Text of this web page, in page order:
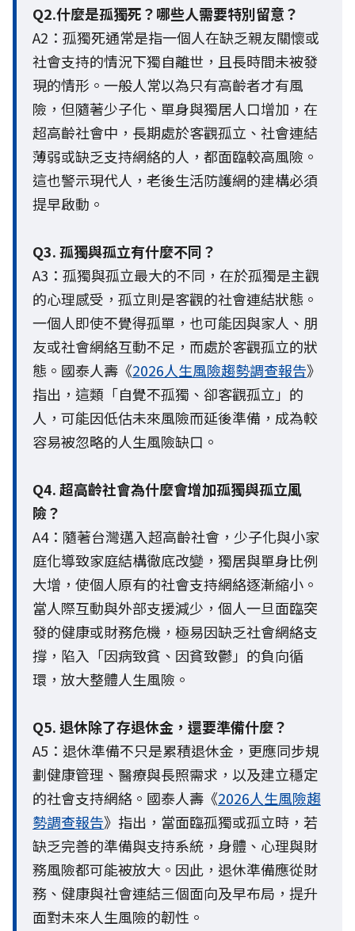
Q2.什麼是孤獨死？哪些人需要特別留意？
A2：孤獨死通常是指一個人在缺乏親友關懷或
社會支持的情況下獨自離世，且長時間未被發
現的情形。一般人常以為只有高齡者才有風
險，但隨著少子化、單身與獨居人口增加，在
超高齡社會中，長期處於客觀孤立、社會連結
薄弱或缺乏支持網絡的人，都面臨較高風險。
這也警示現代人，老後生活防護網的建構必須
提早啟動。
Q3. 孤獨與孤立有什麼不同？
A3：孤獨與孤立最大的不同，在於孤獨是主觀
的心理感受，孤立則是客觀的社會連結狀態。
一個人即使不覺得孤單，也可能因與家人、朋
友或社會網絡互動不足，而處於客觀孤立的狀
態。國泰人壽《2026人生風險趨勢調查報告》
指出，這類「自覺不孤獨、卻客觀孤立」的
人，可能因低估未來風險而延後準備，成為較
容易被忽略的人生風險缺口。
Q4. 超高齡社會為什麼會增加孤獨與孤立風
險？
A4：隨著台灣邁入超高齡社會，少子化與小家
庭化導致家庭結構徹底改變，獨居與單身比例
大增，使個人原有的社會支持網絡逐漸縮小。
當人際互動與外部支援減少，個人一旦面臨突
發的健康或財務危機，極易因缺乏社會網絡支
撐，陷入「因病致貧、因貧致鬱」的負向循
環，放大整體人生風險。
Q5. 退休除了存退休金，還要準備什麼？
A5：退休準備不只是累積退休金，更應同步規
劃健康管理、醫療與長照需求，以及建立穩定
的社會支持網絡。國泰人壽《2026人生風險趨
勢調查報告》指出，當面臨孤獨或孤立時，若
缺乏完善的準備與支持系統，身體、心理與財
務風險都可能被放大。因此，退休準備應從財
務、健康與社會連結三個面向及早布局，提升
面對未來人生風險的韌性。